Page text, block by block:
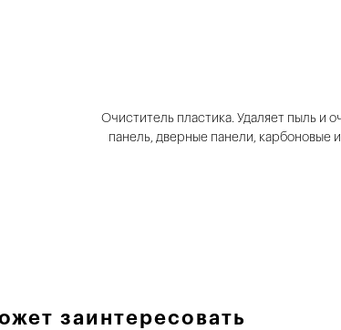
Очиститель пластика. Удаляет пыль и
панель, дверные панели, карбоновые
заинтересовать